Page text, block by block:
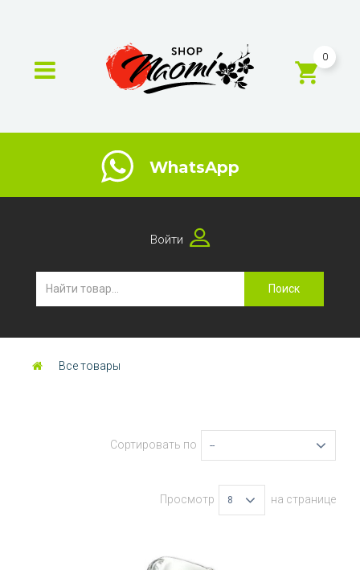
0
WhatsApp
Войти
Поиск
Все товары
Сортировать по --
Просмотр 8 на странице